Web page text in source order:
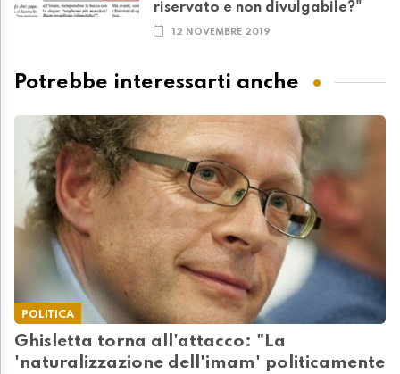
riservato e non divulgabile?"
12 NOVEMBRE 2019
Potrebbe interessarti anche
POLITICA
Ghisletta torna all'attacco: "La
'naturalizzazione dell'imam' politicamente